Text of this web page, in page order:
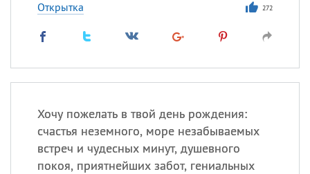
Открытка 272
Хочу пожелать в твой день рождения:
счастья неземного, море незабываемых
встреч и чудесных минут, душевного
покоя, приятнейших забот, гениальных